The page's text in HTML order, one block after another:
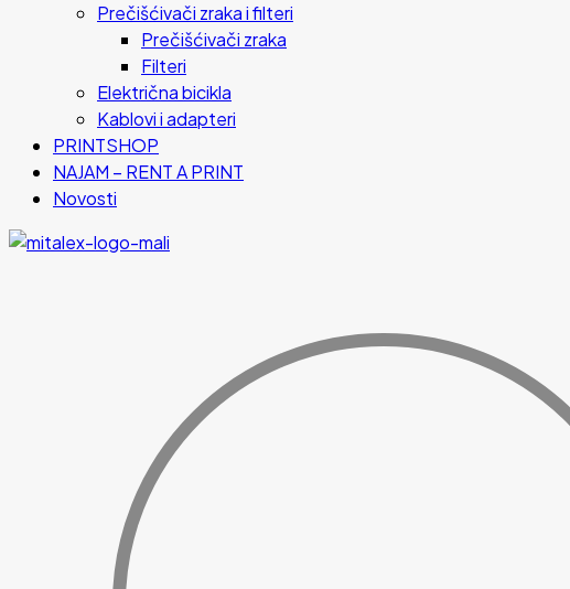
Prečišćivači zraka i filteri
Prečišćivači zraka
Filteri
Električna bicikla
Kablovi i adapteri
PRINTSHOP
NAJAM – RENT A PRINT
Novosti